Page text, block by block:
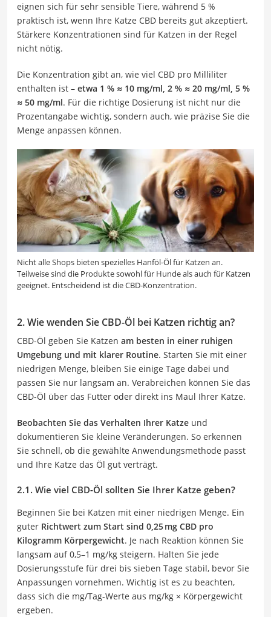
eignen sich für sehr sensible Tiere, während 5 %
praktisch ist, wenn Ihre Katze CBD bereits gut akzeptiert.
Stärkere Konzentrationen sind für Katzen in der Regel
nicht nötig.
Die Konzentration gibt an, wie viel CBD pro Milliliter
enthalten ist – etwa 1 % ≈ 10 mg/ml, 2 % ≈ 20 mg/ml, 5 %
≈ 50 mg/ml. Für die richtige Dosierung ist nicht nur die
Prozentangabe wichtig, sondern auch, wie präzise Sie die
Menge anpassen können.
Nicht alle Shops bieten spezielles Hanföl-Öl für Katzen an.
Teilweise sind die Produkte sowohl für Hunde als auch für Katzen
geeignet. Entscheidend ist die CBD-Konzentration.
2. Wie wenden Sie CBD-Öl bei Katzen richtig an?
CBD-Öl geben Sie Katzen am besten in einer ruhigen
Umgebung und mit klarer Routine. Starten Sie mit einer
niedrigen Menge, bleiben Sie einige Tage dabei und
passen Sie nur langsam an. Verabreichen können Sie das
CBD-Öl über das Futter oder direkt ins Maul Ihrer Katze.
Beobachten Sie das Verhalten Ihrer Katze und
dokumentieren Sie kleine Veränderungen. So erkennen
Sie schnell, ob die gewählte Anwendungsmethode passt
und Ihre Katze das Öl gut verträgt.
2.1. Wie viel CBD-Öl sollten Sie Ihrer Katze geben?
Beginnen Sie bei Katzen mit einer niedrigen Menge. Ein
guter Richtwert zum Start sind 0,25 mg CBD pro
Kilogramm Körpergewicht. Je nach Reaktion können Sie
langsam auf 0,5–1 mg/kg steigern. Halten Sie jede
Dosierungsstufe für drei bis sieben Tage stabil, bevor Sie
Anpassungen vornehmen. Wichtig ist es zu beachten,
dass sich die mg/Tag-Werte aus mg/kg × Körpergewicht
ergeben.